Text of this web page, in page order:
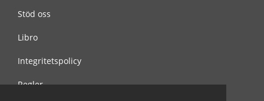
Stöd oss
Libro
Integritetspolicy
Regler